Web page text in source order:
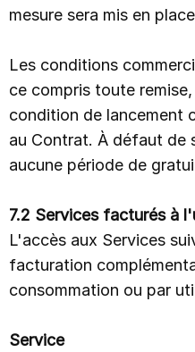
mesure sera mis en
Les conditions
ce compris toute
condition de lancement
au Contrat. À défaut de
aucune période de
7.2 Services facturés à
L'accès aux Services
facturation
consommation ou par
Service